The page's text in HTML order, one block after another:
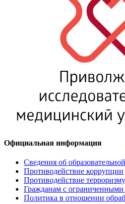
Официальная информация
Сведения об
Противодействие коррупции
Противодействие терроризму
Гражданам с ограниченными
Политика в отношении